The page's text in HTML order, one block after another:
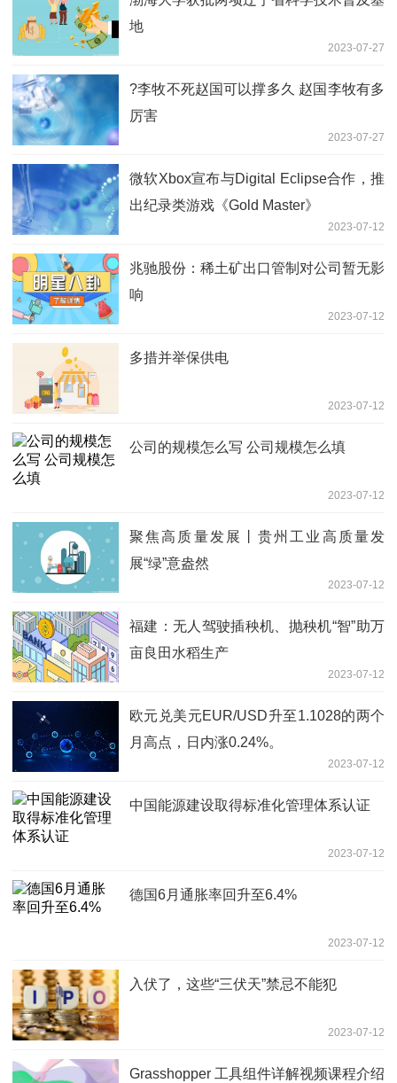
地
2023-07-27
?李牧不死赵国可以撑多久 赵国李牧有多
厉害
2023-07-27
微软Xbox宣布与Digital Eclipse合作，推
出纪录类游戏《Gold Master》
2023-07-12
兆驰股份：稀土矿出口管制对公司暂无影
响
2023-07-12
多措并举保供电
2023-07-12
公司的规模怎么写 公司规模怎么填
2023-07-12
聚焦高质量发展丨贵州工业高质量发
展“绿”意盎然
2023-07-12
福建：无人驾驶插秧机、抛秧机“智”助万
亩良田水稻生产
2023-07-12
欧元兑美元EUR/USD升至1.1028的两个
月高点，日内涨0.24%。
2023-07-12
中国能源建设取得标准化管理体系认证
2023-07-12
德国6月通胀率回升至6.4%
2023-07-12
入伏了，这些“三伏天”禁忌不能犯
2023-07-12
Grasshopper 工具组件详解视频课程介绍